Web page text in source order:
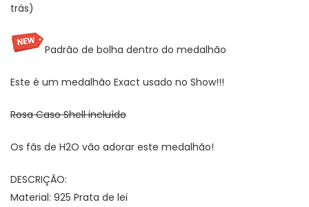
trás)
Padrão de bolha dentro do medalhão
Este é um medalhão Exact usado no Show!!!
Rosa Caso Shell incluído
Os fãs de H2O vão adorar este medalhão!
DESCRIÇÃO:
Material: 925 Prata de lei